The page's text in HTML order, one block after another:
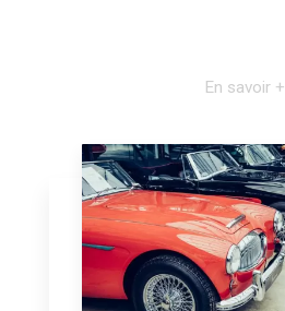
En savoir +